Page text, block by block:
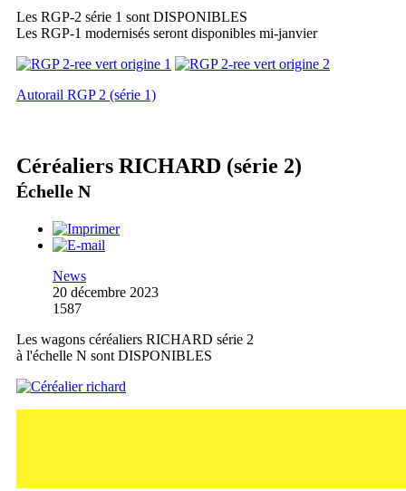
Les RGP-2 série 1 sont DISPONIBLES
Les RGP-1 modernisés seront disponibles mi-janvier
Autorail RGP 2 (série 1)
Céréaliers RICHARD (série 2)
Échelle N
News
20 décembre 2023
1587
Les wagons céréaliers RICHARD série 2
à l'échelle N sont DISPONIBLES